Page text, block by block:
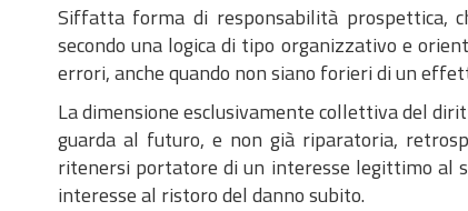
Siffatta forma di responsabilità prospettica,
secondo una logica di tipo organizzativo e
errori, anche quando non siano forieri di un
La dimensione esclusivamente collettiva del
guarda al futuro, e non già riparatoria,
ritenersi portatore di un interesse legittimo al
interesse al ristoro del danno subito.